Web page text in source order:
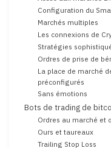
Configuration du
Marchés multiples
Les connexions de
Stratégies
Ordres de prise de
La place de marché
préconfigurés
Sans émotions
Bots de trading de
Ordres au marché et
Ours et taureaux
Trailing Stop Loss